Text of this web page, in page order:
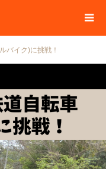
バイク)に挑戦！